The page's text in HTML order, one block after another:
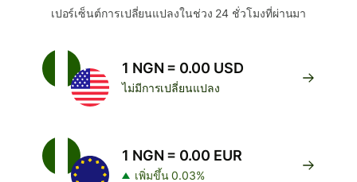
เปอร์เซ็นต์การเปลี่ยนแปลงในช่วง 24 ชั่วโมงที่ผ่านมา
1 NGN = 0.00 USD
ไม่มีการเปลี่ยนแปลง
1 NGN = 0.00 EUR
เพิ่มขึ้น 0.03%